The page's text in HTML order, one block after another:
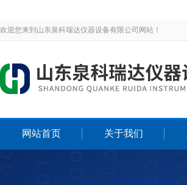
欢迎您来到山东泉科瑞达仪器设备有限公司网站！
网站首页 关于我们